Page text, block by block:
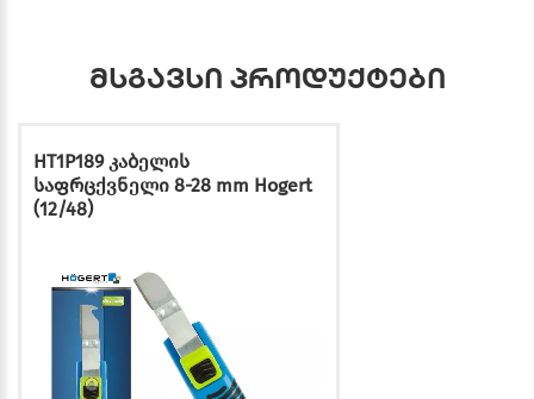
მსგავსი პროდუქტები
HT1P189 კაბელის
საფრცქვნელი 8-28 mm Hogert
(12/48)